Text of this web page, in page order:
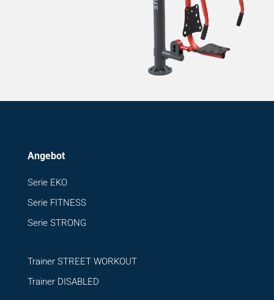
Angebot
Serie EKO
Serie FITNESS
Serie STRONG
Trainer STREET WORKOUT
Trainer DISABLED